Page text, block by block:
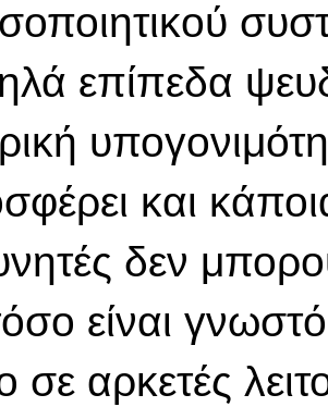
επίπεδα
και
δεν
είναι
σε αρκετές